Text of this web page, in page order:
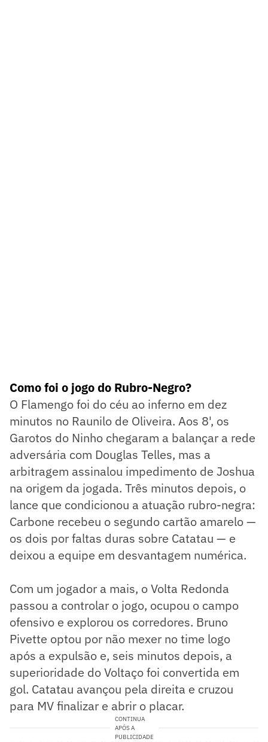
Como foi o jogo do Rubro-Negro?
O Flamengo foi do céu ao inferno em dez
minutos no Raunilo de Oliveira. Aos 8', os
Garotos do Ninho chegaram a balançar a rede
adversária com Douglas Telles, mas a
arbitragem assinalou impedimento de Joshua
na origem da jogada. Três minutos depois, o
lance que condicionou a atuação rubro-negra:
Carbone recebeu o segundo cartão amarelo —
os dois por faltas duras sobre Catatau — e
deixou a equipe em desvantagem numérica.
Com um jogador a mais, o Volta Redonda
passou a controlar o jogo, ocupou o campo
ofensivo e explorou os corredores. Bruno
Pivette optou por não mexer no time logo
após a expulsão e, seis minutos depois, a
superioridade do Voltaço foi convertida em
gol. Catatau avançou pela direita e cruzou
para MV finalizar e abrir o placar.
CONTINUA
APÓS A
PUBLICIDADE